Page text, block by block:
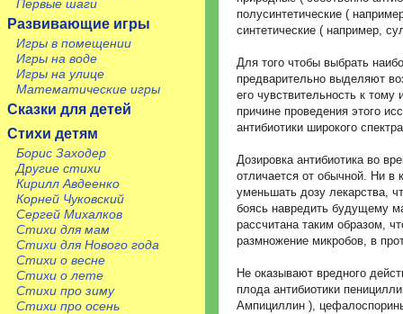
Первые шаги
Развивающие игры
Игры в помещении
Игры на воде
Игры на улице
Математические игры
Сказки для детей
Стихи детям
Борис Заходер
Другие стихи
Кирилл Авдеенко
Корней Чуковский
Сергей Михалков
Стихи для мам
Стихи для Нового года
Стихи о весне
Стихи о лете
Стихи про зиму
Стихи про осень
полусинтетические (
синтетические ( например,
Для того чтобы выбрать
предварительно выделяют
его чувствительность к
причине проведения этого
антибиотики широкого
Дозировка антибиотика во
отличается от обычной. Ни в
уменьшать дозу лекарства,
боясь навредить будущему
рассчитана таким образом,
размножение микробов, в
Не оказывают вредного
плода антибиотики
Ампициллин ),